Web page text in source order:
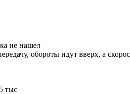
не нашел
обороты идут вверх, а
тыс